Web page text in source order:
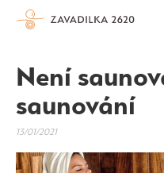
Není
saunování
13/01/2021